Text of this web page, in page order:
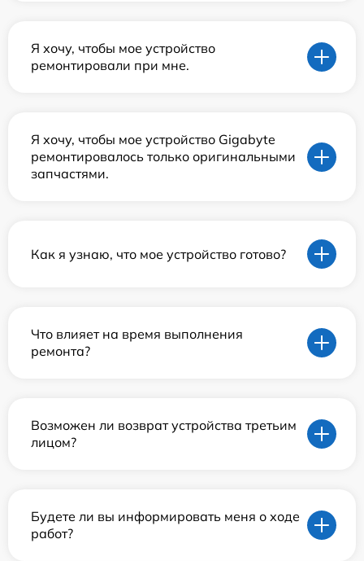
Я хочу, чтобы мое устройство
ремонтировали при мне.
Я хочу, чтобы мое устройство Gigabyte
ремонтировалось только оригинальными
запчастями.
Как я узнаю, что мое устройство готово?
Что влияет на время выполнения
ремонта?
Возможен ли возврат устройства третьим
лицом?
Будете ли вы информировать меня о ходе
работ?